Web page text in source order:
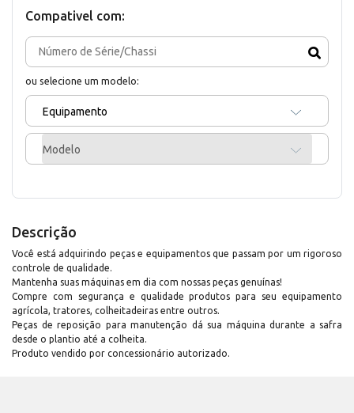
Compativel com:
ou selecione um modelo:
Equipamento
Modelo
Descrição
Você está adquirindo peças e equipamentos que passam por um rigoroso
controle de qualidade.
Mantenha suas máquinas em dia com nossas peças genuínas!
Compre com segurança e qualidade produtos para seu equipamento
agrícola, tratores, colheitadeiras entre outros.
Peças de reposição para manutenção dá sua máquina durante a safra
desde o plantio até a colheita.
Produto vendido por concessionário autorizado.